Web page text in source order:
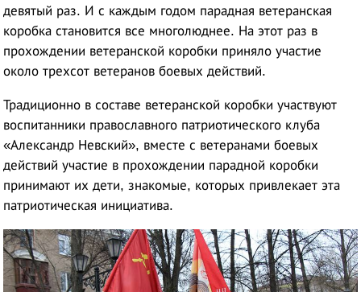
девятый раз. И с каждым годом парадная ветеранская
коробка становится все многолюднее. На этот раз в
прохождении ветеранской коробки приняло участие
около трехсот ветеранов боевых действий.
Традиционно в составе ветеранской коробки участвуют
воспитанники православного патриотического клуба
«Александр Невский», вместе с ветеранами боевых
действий участие в прохождении парадной коробки
принимают их дети, знакомые, которых привлекает эта
патриотическая инициатива.